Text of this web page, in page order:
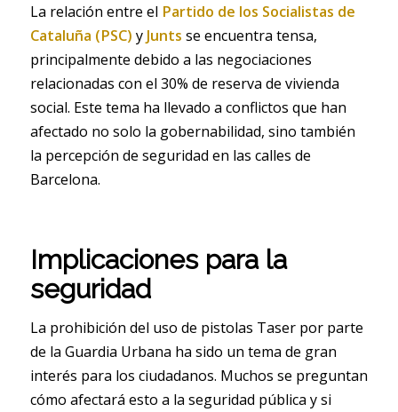
La relación entre el Partido de los Socialistas de
Cataluña (PSC) y Junts se encuentra tensa,
principalmente debido a las negociaciones
relacionadas con el 30% de reserva de vivienda
social. Este tema ha llevado a conflictos que han
afectado no solo la gobernabilidad, sino también
la percepción de seguridad en las calles de
Barcelona.
Implicaciones para la
seguridad
La prohibición del uso de pistolas Taser por parte
de la Guardia Urbana ha sido un tema de gran
interés para los ciudadanos. Muchos se preguntan
cómo afectará esto a la seguridad pública y si